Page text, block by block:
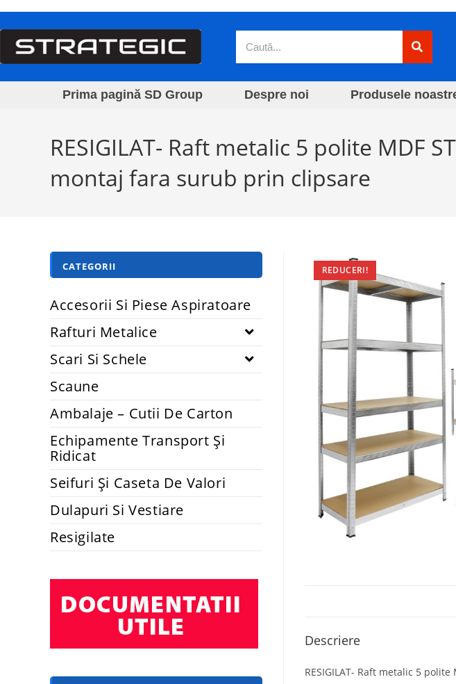
Prima pagină SD Group Despre noi Produsele
RESIGILAT- Raft metalic 5 polite MDF
montaj fara surub prin clipsare
REDUCERI!
Descriere
RESIGILAT- Raft metalic 5
CATEGORII
Accesorii Si Piese Aspiratoare
Rafturi Metalice
Scari Si Schele
Scaune
Ambalaje – Cutii De Carton
Echipamente Transport Și
Ridicat
Seifuri Și Caseta De Valori
Dulapuri Si Vestiare
Resigilate